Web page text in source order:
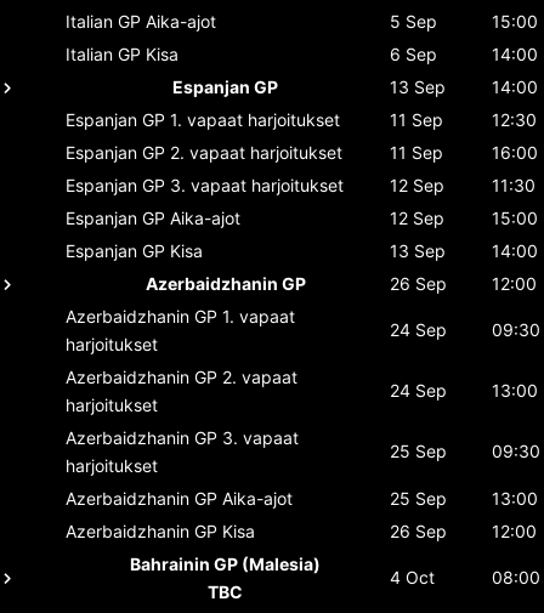
Italian GP Aika-ajot 5 Sep
15:00
Italian GP Kisa 6 Sep
14:00
Espanjan GP
13 Sep
14:00
Espanjan GP 1. vapaat harjoitukset 11 Sep
12:30
Espanjan GP 2. vapaat harjoitukset 11 Sep
16:00
Espanjan GP 3. vapaat harjoitukset 12 Sep
11:30
Espanjan GP Aika-ajot 12 Sep
15:00
Espanjan GP Kisa 13 Sep
14:00
Azerbaidzhanin GP
26 Sep
12:00
Azerbaidzhanin GP 1. vapaat
harjoitukset
24 Sep 09:30
Azerbaidzhanin GP 2. vapaat
harjoitukset
24 Sep 13:00
Azerbaidzhanin GP 3. vapaat
harjoitukset
25 Sep 09:30
Azerbaidzhanin GP Aika-ajot 25 Sep
13:00
Azerbaidzhanin GP Kisa 26 Sep
12:00
Bahrainin GP (Malesia)
TBC
4 Oct 08:00